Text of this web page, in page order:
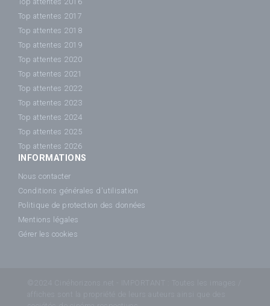
Top attentes 2017
Top attentes 2018
Top attentes 2019
Top attentes 2020
Top attentes 2021
Top attentes 2022
Top attentes 2023
Top attentes 2024
Top attentes 2025
Top attentes 2026
INFORMATIONS
Nous contacter
Conditions générales d'utilisation
Politique de protection des données
Mentions légales
Gérer les cookies